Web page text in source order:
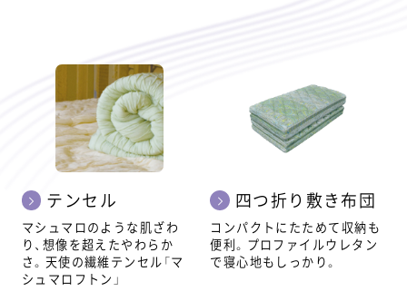
テンセル
マシュマロのような肌ざわ
り、想像を超えたやわらか
さ。天使の繊維テンセル「マ
シュマロフトン」
四つ折り敷き布団
コンパクトにたためて収納も
便利。プロファイルウレタン
で寝心地もしっかり。